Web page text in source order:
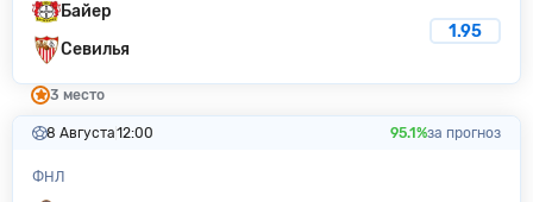
Байер
Севилья
1.95
3 место
8 Августа12:00 95.1%за прогноз
ФНЛ